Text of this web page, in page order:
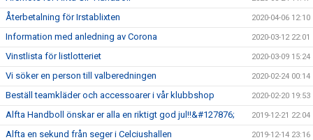
Återbetalning för Irstablixten 2020-04-06 12:10
Information med anledning av Corona 2020-03-12 22:01
Vinstlista för listlotteriet 2020-03-09 15:24
Vi söker en person till valberedningen 2020-02-24 00:14
Beställ teamkläder och accessoarer i vår klubbshop 2020-02-20 19:53
Alfta Handboll önskar er alla en riktigt god jul!!&#127876; 2019-12-21 22:04
Alfta en sekund från seger i Celciushallen 2019-12-14 23:16